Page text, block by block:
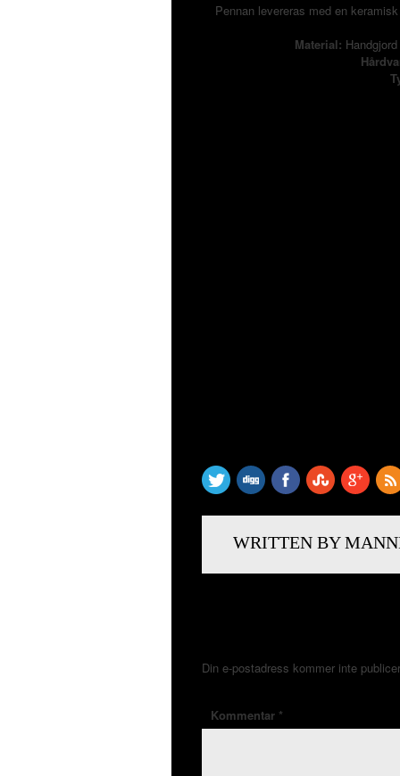
Pennan levereras med en keramisk
Material: Handgjord
WRITTEN BY
Din e-postadress kommer inte
Kommentar *